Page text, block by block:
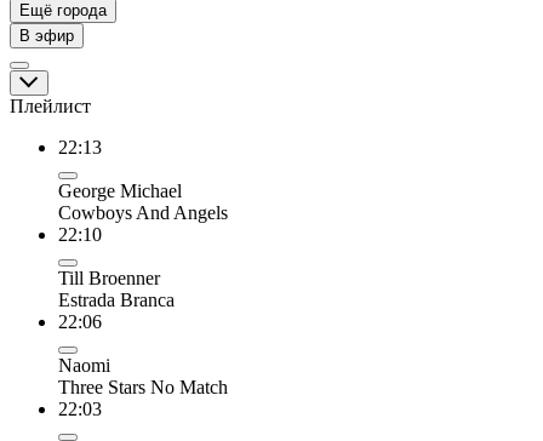
Ещё города
В эфир
Плейлист
22:13
George Michael
Cowboys And Angels
22:10
Till Broenner
Estrada Branca
22:06
Naomi
Three Stars No Match
22:03